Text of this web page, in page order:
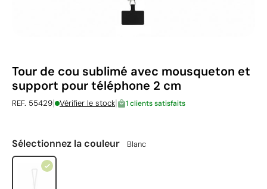
Tour de cou sublimé avec mousqueton et
support pour téléphone 2 cm
REF. 55429| Vérifier le stock| 1 clients satisfaits
Sélectionnez la couleur Blanc